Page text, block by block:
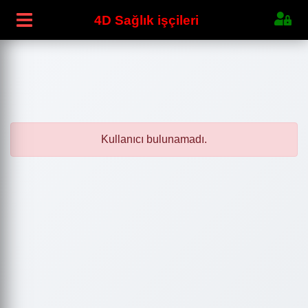
4D Sağlık işçileri
Kullanıcı bulunamadı.